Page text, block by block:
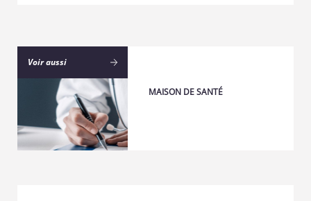
Voir aussi
MAISON DE SANTÉ